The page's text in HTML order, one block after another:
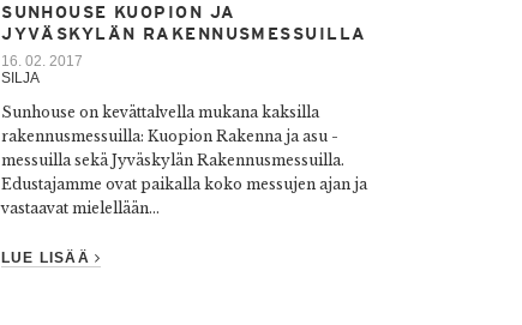
SUNHOUSE KUOPION JA
JYVÄSKYLÄN RAKENNUSMESSUILLA
16. 02. 2017
SILJA
Sunhouse on kevättalvella mukana kaksilla
rakennusmessuilla: Kuopion Rakenna ja asu -
messuilla sekä Jyväskylän Rakennusmessuilla.
Edustajamme ovat paikalla koko messujen ajan ja
vastaavat mielellään...
LUE LISÄÄ